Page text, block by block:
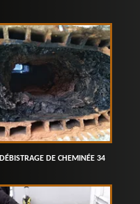
DÉBISTRAGE DE CHEMINÉE 34